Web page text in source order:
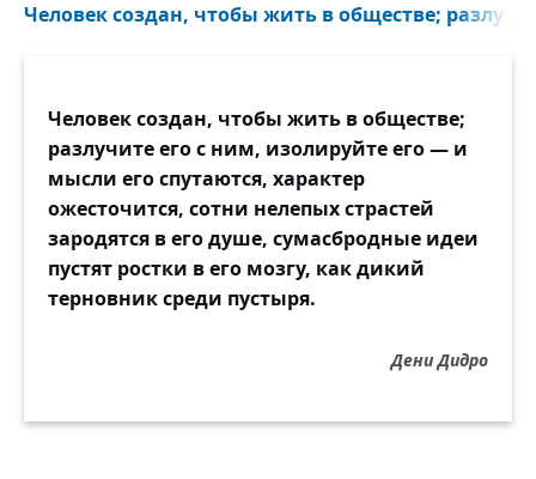
Человек создан, чтобы жить в обществе;
Человек создан, чтобы жить в обществе;
разлучите его с ним, изолируйте его — и
мысли его спутаются, характер
ожесточится, сотни нелепых страстей
зародятся в его душе, сумасбродные идеи
пустят ростки в его мозгу, как дикий
терновник среди пустыря.
Дени Дидро